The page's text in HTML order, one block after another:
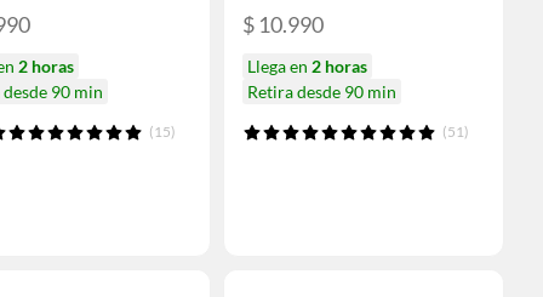
2 horas
90 min
(15)
$ 10.990
Llega en 2 horas
Retira desde 90 min
(51)